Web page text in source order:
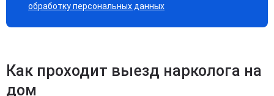
обработку персональных данных
Как проходит выезд нарколога на
дом